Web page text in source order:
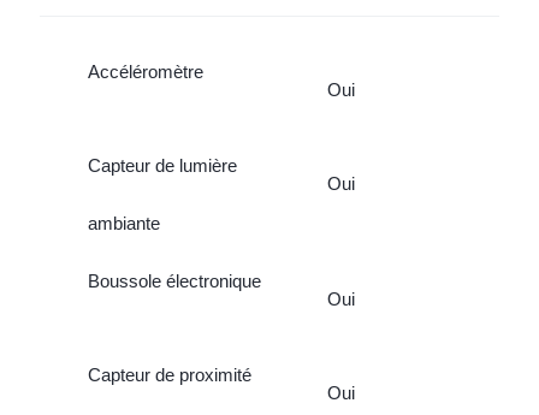
Accéléromètre
Oui
Capteur de lumière
ambiante
Oui
Boussole électronique
Oui
Capteur de proximité
Oui